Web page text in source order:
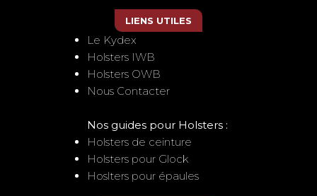
LIENS UTILES
Le Kydex
Holsters IWB
Holsters OWB
Nous Contacter
Nos guides pour Holsters :
Holsters de ceinture
Holsters pour Glock
Hoslters pour épaules